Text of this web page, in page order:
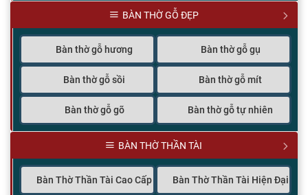
BÀN THỜ GỖ ĐẸP
Bàn thờ gỗ hương Bàn thờ gỗ gụ
Bàn thờ gỗ sồi Bàn thờ gỗ mít
Bàn thờ gỗ gõ Bàn thờ gỗ tự nhiên
BÀN THỜ THẦN TÀI
Bàn Thờ Thần Tài Cao Cấp Bàn Thờ Thần Tài Hiện Đại